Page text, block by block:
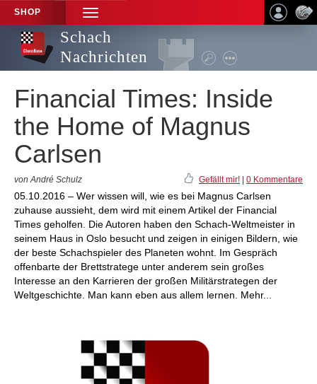
SHOP
TOGGLE
NAVIGATION
Schach
Nachrichten
Financial Times: Inside
the Home of Magnus
Carlsen
von André Schulz Gefällt mir! 0 Kommentare
05.10.2016 – Wer wissen will, wie es bei Magnus Carlsen
zuhause aussieht, dem wird mit einem Artikel der Financial
Times geholfen. Die Autoren haben den Schach-Weltmeister in
seinem Haus in Oslo besucht und zeigen in einigen Bildern, wie
der beste Schachspieler des Planeten wohnt. Im Gespräch
offenbarte der Brettstratege unter anderem sein großes
Interesse an den Karrieren der großen Militärstrategen der
Weltgeschichte. Man kann eben aus allem lernen. Mehr...